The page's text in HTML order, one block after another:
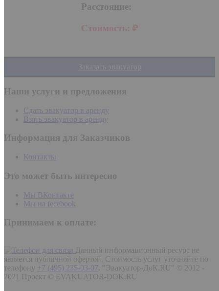
Расстояние:
Стоимость: ₽
Заказать эвакуатор
Наши услуги и предложения
Сдать эвакуатор в аренду
Взять эвакуатор в аренду
Информация для Заказчиков
Контакты
Это может быть интересно
Мы ВКонтакте
Мы на fecebook
Принимаем к оплате:
Данный информационный ресурс не
является публичной офертой. Стоимость услуг уточняйте по
телефону
+7 (495) 235-03-07 "Эвакуатор-ДоК.RU" © 2012 -
2021 Проект © EVAKUATOR-DOK.RU